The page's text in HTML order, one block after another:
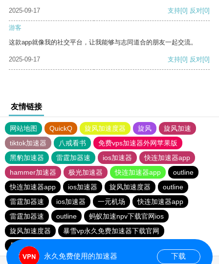
2025-09-17 支持[0] 反对[0]
游客
这款app就像我的社交平台，让我能够与志同道合的朋友一起交流。
2025-09-17 支持[0] 反对[0]
友情链接
网站地图 QuickQ 旋风加速度器 旋风
旋风加速
tiktok加速器
八戒看书
免费vps加速器外网苹果版
黑豹加速器
雷霆加器速 ios加速器
快连加速器app
hammer加速器
极光加速器 快连加速器app
outline
快连加速器app
ios加速器 旋风加速度器
outline
雷霆加器速
ios加速器 一元机场
快连加速器app
雷霆加器速
outline
蚂蚁加速npv下载官网ios
旋风加速度器
暴雪vp永久免费加速器下载官网
暴雪vp永久免费加速器下载官网
永久免费使用的加速器 下载